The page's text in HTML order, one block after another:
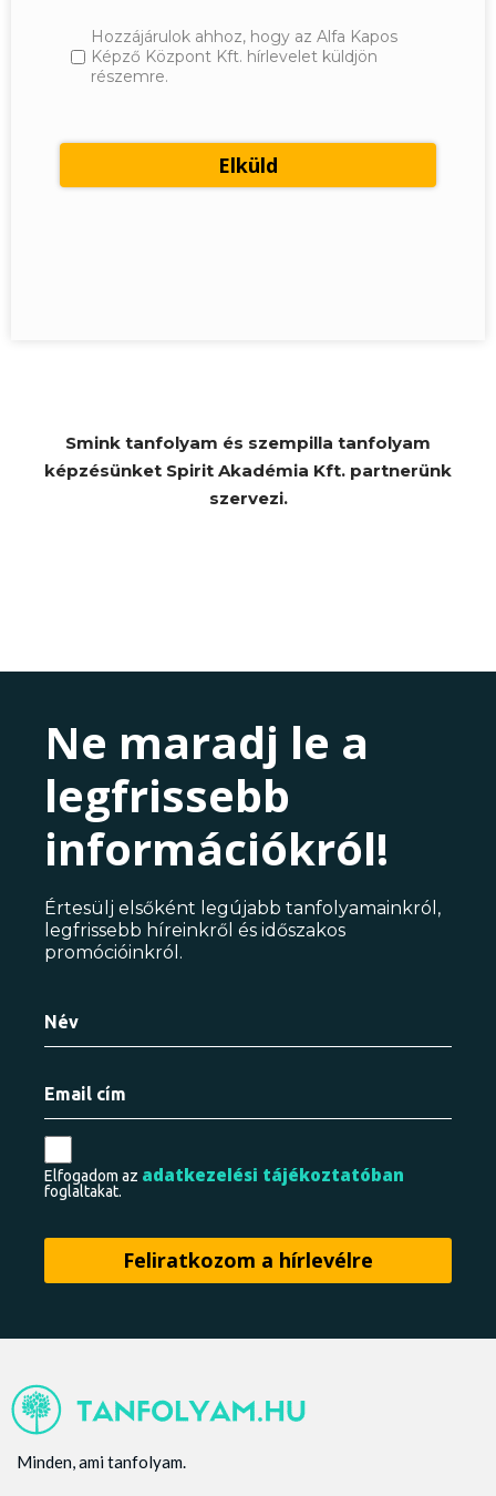
Hozzájárulok ahhoz, hogy az Alfa Kapos
Képző Központ Kft. hírlevelet küldjön
részemre.
Smink tanfolyam és szempilla tanfolyam
képzésünket Spirit Akadémia Kft. partnerünk
szervezi.
Ne maradj le a
legfrissebb
információkról!
Értesülj elsőként legújabb tanfolyamainkról,
legfrissebb híreinkről és időszakos
promócióinkról.
Elfogadom az adatkezelési tájékoztatóban
foglaltakat.
Minden, ami tanfolyam.